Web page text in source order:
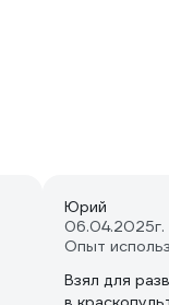
Юрий
06.04.2025
Опыт
Взял для